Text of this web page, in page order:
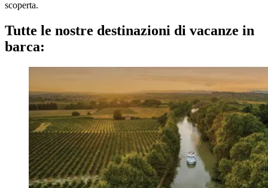
scoperta.
Tutte le nostre destinazioni di vacanze in
barca: